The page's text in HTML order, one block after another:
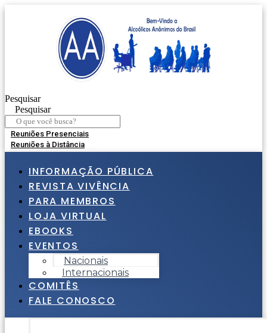
Pesquisar
Pesquisar
Reuniões Presenciais
Reuniões à Distância
INFORMAÇÃO PÚBLICA
REVISTA VIVÊNCIA
PARA MEMBROS
LOJA VIRTUAL
EBOOKS
EVENTOS
Nacionais
Internacionais
COMITÊS
FALE CONOSCO